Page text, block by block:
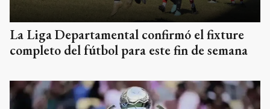
La Liga Departamental confirmó el fixture
completo del fútbol para este fin de semana